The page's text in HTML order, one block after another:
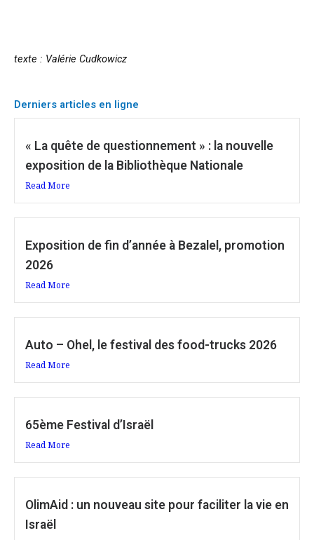
texte : Valérie Cudkowicz
Derniers articles en ligne
« La quête de questionnement » : la nouvelle
exposition de la Bibliothèque Nationale
Read More
Exposition de fin d’année à Bezalel, promotion
2026
Read More
Auto – Ohel, le festival des food-trucks 2026
Read More
65ème Festival d’Israël
Read More
OlimAid : un nouveau site pour faciliter la vie en
Israël